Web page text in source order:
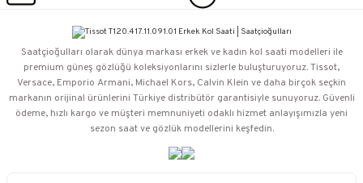
Saatçioğulları⁠ olarak dünya markası erkek ve kadın kol saati modelleri ile
premium güneş gözlüğü koleksiyonlarını sizlerle buluşturuyoruz. Tissot,
Versace, Emporio Armani, Michael Kors, Calvin Klein ve daha birçok seçkin
markanın orijinal ürünlerini Türkiye distribütör garantisiyle sunuyoruz. Güvenli
ödeme, hızlı kargo ve müşteri memnuniyeti odaklı hizmet anlayışımızla yeni
sezon saat ve gözlük modellerini keşfedin.